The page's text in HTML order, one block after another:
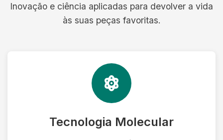
Inovação e ciência aplicadas para devolver a vida
às suas peças favoritas.
Tecnologia Molecular